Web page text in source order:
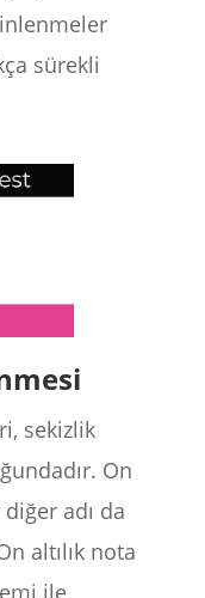
sürekli
sekizlik
On
adı da
altılık nota